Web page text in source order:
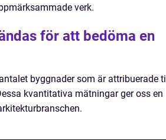
verk.
för att bedöma en
byggnader som är attribuerade till
kvantitativa mätningar ger oss en